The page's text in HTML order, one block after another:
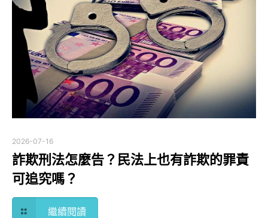
2026-07-16
詐欺刑法怎麼告？民法上也有詐欺的罪責
可追究嗎？
繼續閱讀